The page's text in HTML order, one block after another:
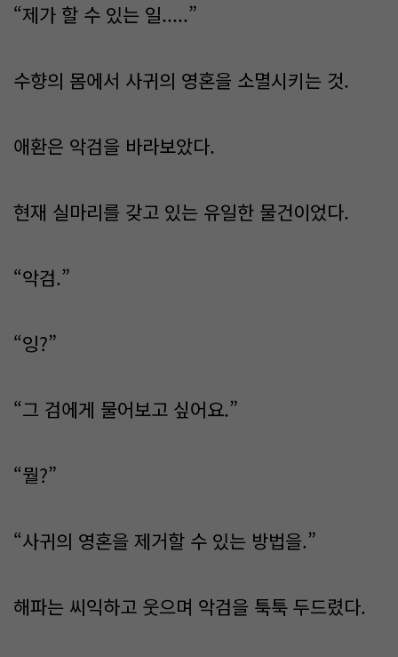
“제가 할 수 있는 일.....”
수향의 몸에서 사귀의 영혼을 소멸시키는 것.
애환은 악검을 바라보았다.
현재 실마리를 갖고 있는 유일한 물건이었다.
“악검.”
“잉?”
“그 검에게 물어보고 싶어요.”
“뭘?”
“사귀의 영혼을 제거할 수 있는 방법을.”
해파는 씨익하고 웃으며 악검을 툭툭 두드렸다.